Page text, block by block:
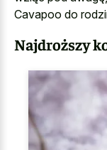
Cavapoo do
Najdroższy